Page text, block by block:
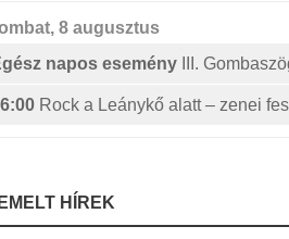
8 augusztus
napos esemény
III.
Rock a Leánykő alatt – zenei
HÍREK